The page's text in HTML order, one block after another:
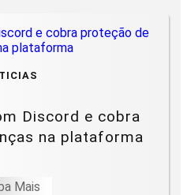
Discord e cobra
na plataforma
Mais